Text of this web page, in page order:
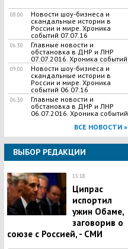
08:00
Новости шоу-бизнеса и
скандальные истории в
России и мире. Хроника
событий 07.07.16
06:30
Главные новости и
обстановка в ДНР и ЛНР
07.07.2016. Хроника событий
09:00
Новости шоу-бизнеса и
скандальные истории в
России и мире. Хроника
событий 06.07.16
06:30
Главные новости и
обстановка в ДНР и ЛНР
06.07.2016. Хроника событий
ВСЕ НОВОСТИ »
ВЫБОР РЕДАКЦИИ
15:18
Ципрас
испортил
ужин Обаме,
заговорив о
союзе с Россией, - СМИ